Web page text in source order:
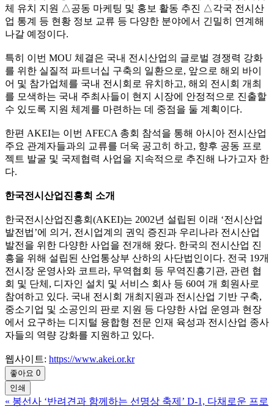
체 유치 지원 △공동 마케팅 및 홍보 활동 추진 △각국 전시산
업 통계 등 현황 정보 교류 등 다양한 분야에서 긴밀히 연계해
나갈 예정이다.
특히 이번 MOU 체결은 국내 전시산업의 글로벌 경쟁력 강화
를 위한 실질적 파트너십 구축의 일환으로, 앞으로 해외 바이
어 및 참가업체를 국내 전시회로 유치하고, 해외 전시회 개최
를 모색하는 국내 주최사들이 현지 시장에 안정적으로 진출할
수 있도록 지원 체계를 마련하는 데 중점을 둘 계획이다.
한편 AKEI는 이번 AFECA 총회 참석을 통해 아시아 전시산업
주요 관계자들과의 교류를 더욱 공고히 하고, 향후 공동 프로
젝트 발굴 및 국제협력 사업을 지속적으로 추진해 나가고자 한
다.
한국전시산업진흥회 소개
한국전시산업진흥회(AKEI)는 2002년 설립된 이래 ‘전시산업
발전법’에 의거, 전시업계의 권익 증진과 우리나라 전시산업
발전을 위한 다양한 사업을 전개해 왔다. 한국의 전시산업 진
흥을 위해 설립된 산업통상부 산하의 사단법인이다. 전국 19개
전시장 운영사와 코트라, 무역협회 등 무역진흥기관, 관련 협
회 및 단체, 디자인 설치 및 서비스 회사 등 60여 개 회원사로
참여하고 있다. 국내 전시회 개최지원과 전시산업 기반 구축,
중소기업 및 소공인의 판로 지원 등 다양한 사업 운영과 현장
에서 요구하는 디지털 융합형 전문 인재 육성과 전시산업 종사
자들의 역량 강화를 지원하고 있다.
웹사이트: https://www.akei.or.kr
좋아요 0
인쇄
« 봉선사 ‘반려견과 함께하는 선명상 축제’ D-1, 다채로운 프로